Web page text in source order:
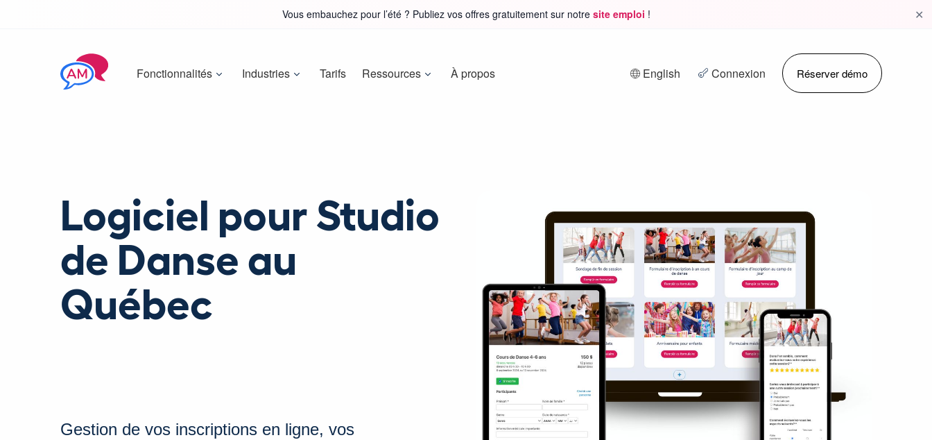
Vous embauchez pour l’été ? Publiez vos offres gratuitement sur notre site emploi ! ✕
Fonctionnalités Industries Tarifs Ressources À propos English Connexion Réserver démo
Logiciel pour Studio
de Danse au
Québec
Gestion de vos inscriptions en ligne, vos